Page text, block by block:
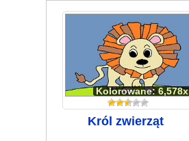
Kolorowane: 6,578x
Król zwierząt